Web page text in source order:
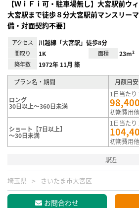
【ＷｉＦｉ可・駐車場無し】大宮駅前ウ
大宮駅まで徒歩８分大宮駅前マンスリー
備・対面契約不要】
アクセス 川越線「大宮駅」徒歩8分
間取り 1K 面積 23m²
築年数 1972年 11月 築
プラン名・期間 月額目安
ロング
30日以上～360日未満
1日当た
98,400
初期費用
ショート【7日以上】
～30日未満
1日当た
初期費用
駅近
埼玉県 さいたま市大宮区
お問合わせ